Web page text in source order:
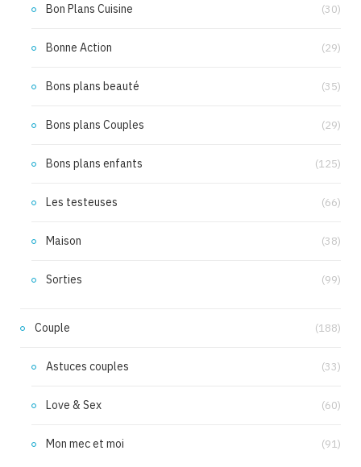
Bon Plans Cuisine (30)
Bonne Action (29)
Bons plans beauté (35)
Bons plans Couples (29)
Bons plans enfants (125)
Les testeuses (66)
Maison (38)
Sorties (99)
Couple (188)
Astuces couples (33)
Love & Sex (60)
Mon mec et moi (91)